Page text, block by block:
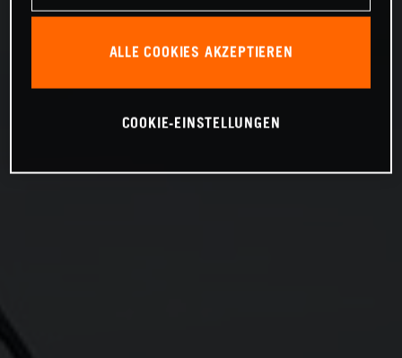
ALLE COOKIES AKZEPTIEREN
COOKIE-EINSTELLUNGEN